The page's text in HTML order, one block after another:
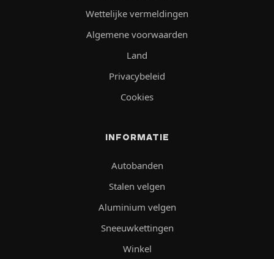
Wettelijke vermeldingen
Algemene voorwaarden
Land
Privacybeleid
Cookies
INFORMATIE
Autobanden
Stalen velgen
Aluminium velgen
Sneeuwkettingen
Winkel